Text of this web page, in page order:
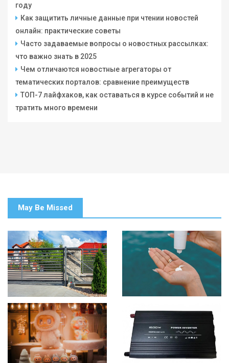
году
Как защитить личные данные при чтении новостей
онлайн: практические советы
Часто задаваемые вопросы о новостных рассылках:
что важно знать в 2025
Чем отличаются новостные агрегаторы от
тематических порталов: сравнение преимуществ
ТОП-7 лайфхаков, как оставаться в курсе событий и не
тратить много времени
May Be Missed